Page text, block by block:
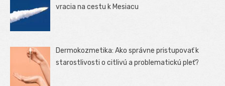
vracia na cestu k Mesiacu
Dermokozmetika: Ako správne pristupovať k
starostlivosti o citlivú a problematickú pleť?